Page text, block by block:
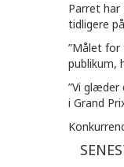
Parret har
tidligere
”Målet
publikum,
”Vi glæder
i Grand